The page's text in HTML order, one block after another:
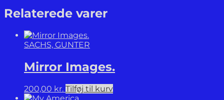
Ukiyoe,
Now.
Relaterede varer
SACHS, GUNTER
Mirror Images.
200,00 kr. Tilføj til kurv